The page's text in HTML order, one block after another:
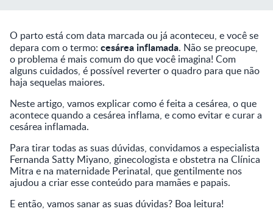
O parto está com data marcada ou já aconteceu, e você se
depara com o termo: cesárea inflamada. Não se preocupe,
o problema é mais comum do que você imagina! Com
alguns cuidados, é possível reverter o quadro para que não
haja sequelas maiores.
Neste artigo, vamos explicar como é feita a cesárea, o que
acontece quando a cesárea inflama, e como evitar e curar a
cesárea inflamada.
Para tirar todas as suas dúvidas, convidamos a especialista
Fernanda Satty Miyano, ginecologista e obstetra na Clínica
Mitra e na maternidade Perinatal, que gentilmente nos
ajudou a criar esse conteúdo para mamães e papais.
E então, vamos sanar as suas dúvidas? Boa leitura!